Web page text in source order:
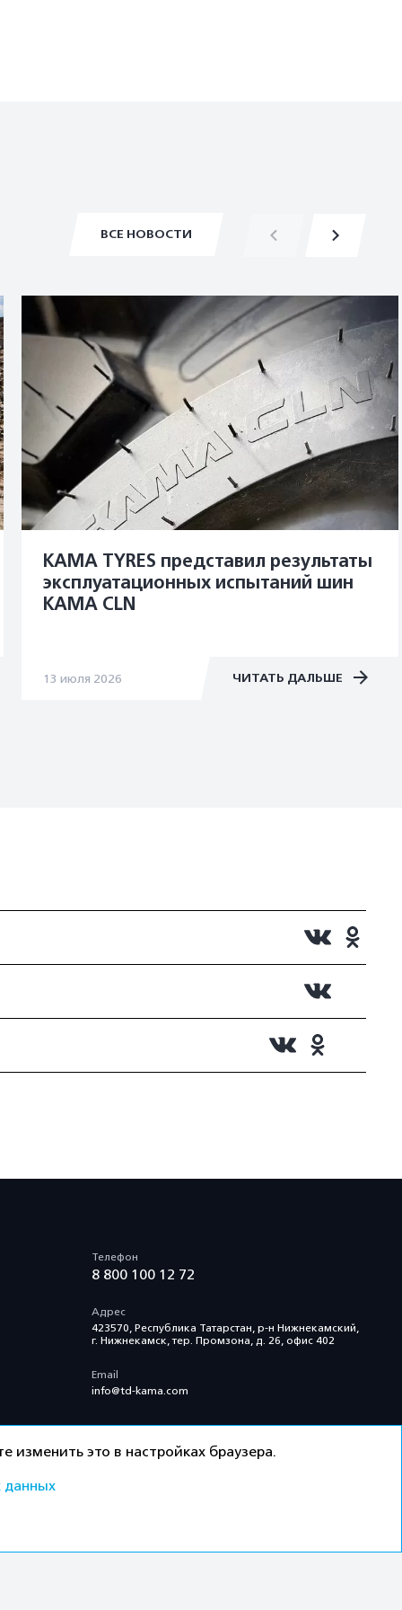
ВСЕ НОВОСТИ
KAMA TYRES представил результаты
эксплуатационных испытаний шин
KAMA CLN
13 июля 2026 ЧИТАТЬ ДАЛЬШЕ
Телефон
8 800 100 12 72
Адрес
423570, Республика Татарстан, р-н Нижнекамский,
г. Нижнекамск, тер. Промзона, д. 26, офис 402
Email
info@td-kama.com
это в настройках браузера.
данных